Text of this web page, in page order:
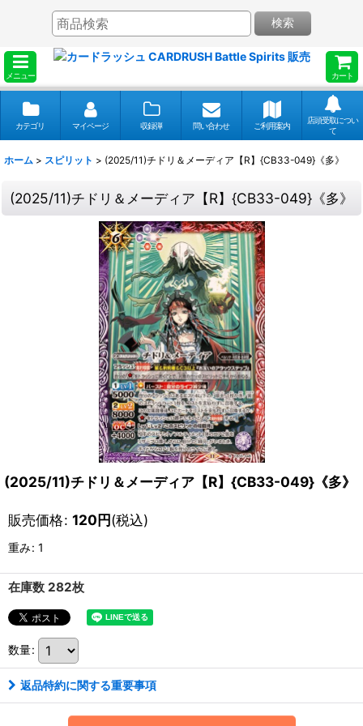
メニュー カート
検索
カテゴリ マイページ 収録弾 問い合わせ ご利用案内
店頭受取につい
て
ホーム > スピリット > (2025/11)チドリ＆メーディア【R】{CB33-049}《多》
(2025/11)チドリ＆メーディア【R】{CB33-049}《多》
(2025/11)チドリ＆メーディア【R】{CB33-049}《多》
販売価格: 120円(税込)
重み: 1
在庫数 282枚
数量:
返品特約に関する重要事項